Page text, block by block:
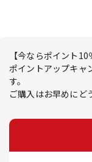
【今ならポイント10
ポイントアップキャ
す。
ご購入はお早めにど